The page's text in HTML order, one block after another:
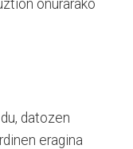
onurarako
datozen
eragina